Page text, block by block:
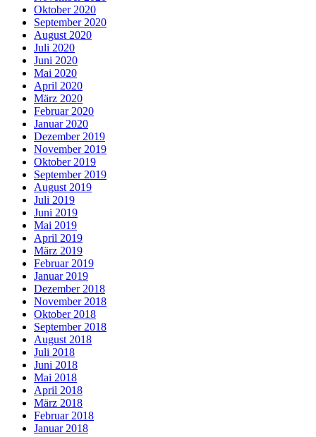
Oktober 2020
September 2020
August 2020
Juli 2020
Juni 2020
Mai 2020
April 2020
März 2020
Februar 2020
Januar 2020
Dezember 2019
November 2019
Oktober 2019
September 2019
August 2019
Juli 2019
Juni 2019
Mai 2019
April 2019
März 2019
Februar 2019
Januar 2019
Dezember 2018
November 2018
Oktober 2018
September 2018
August 2018
Juli 2018
Juni 2018
Mai 2018
April 2018
März 2018
Februar 2018
Januar 2018